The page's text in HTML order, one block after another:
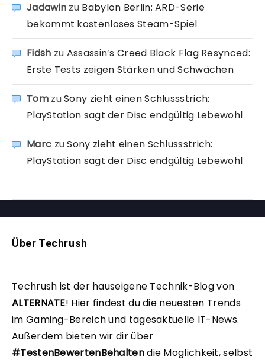
Jadawin zu Babylon Berlin: ARD-Serie
bekommt kostenloses Steam-Spiel
Fidsh zu Assassin’s Creed Black Flag Resynced:
Erste Tests zeigen Stärken und Schwächen
TomzuSony zieht einen Schlussstrich:
PlayStation sagt der Disc endgültig Lebewohl
Marc zuSony zieht einen Schlussstrich:
PlayStation sagt der Disc endgültig Lebewohl
Über Techrush
Techrush ist der hauseigene Technik-Blog von
ALTERNATE! Hier findest du die neuesten Trends
im Gaming-Bereich und tagesaktuelle IT-News.
Außerdem bieten wir dir über
#TestenBewertenBehaltendie Möglichkeit, selbst